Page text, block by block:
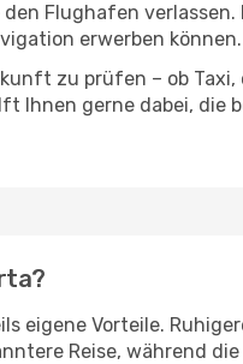
Flughafen verlassen.
erwerben können.
zu prüfen – ob
Ihnen gerne dabei, die
eigene Vorteile.
Reise, während